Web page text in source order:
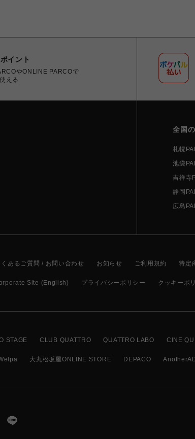
イント
やONLINE PARCOで
える
全国
札幌
池袋
吉祥寺
静岡
広島
くあるご質問 / お問い合わせ お知らせ ご利用規約 特定
Site (English) プライバシーポリシー クッキーポ
STAGE CLUB QUATTRO QUATTRO LABO CINE
大丸松坂屋ONLINE STORE DEPACO